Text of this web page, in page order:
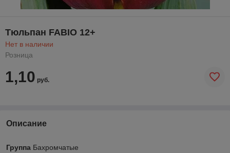
Тюльпан FABIO 12+
Нет в наличии
Розница
1,10 руб.
Описание
Группа Бахромчатые